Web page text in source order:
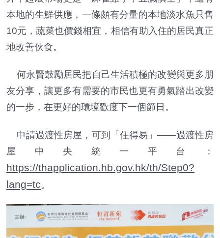
本地的生鮮供應，一條頗有分量的本地淡水魚只售
10元，蔬菜也價錢相宜，相信有助入住的居民真正
地改善伙食。
何永賢鼓勵居民把自己生活積極的改變與更多朋
友分享，讓更多有需要的市民也更有勇氣踏出改變
的一步，在更好的環境歡度下一個節日。
申請過渡性房屋，可到「住得易」——過渡性房
屋中央統一平台：
https://thapplication.hb.gov.hk/th/Step0?
lang=tc。